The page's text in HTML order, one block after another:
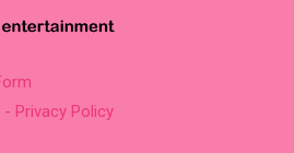
Privacy Policy